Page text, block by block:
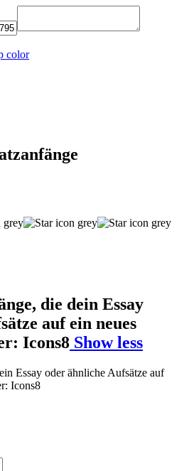
die dein Essay
auf ein neues
Icons8 Show less
Essay oder ähnliche Aufsätze auf
Icons8